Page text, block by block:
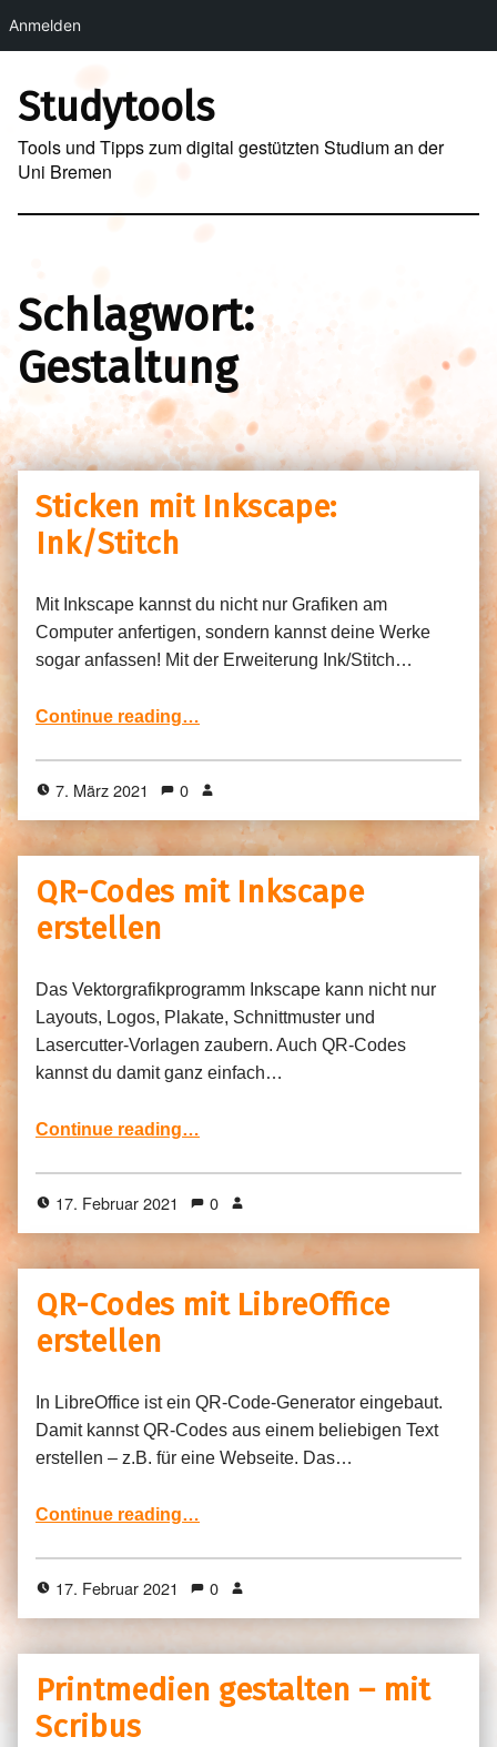
Anmelden
Skip to main navigation
Skip to main content
Skip to footer
Studytools
Tools und Tipps zum digital gestützten Studium an der
Uni Bremen
Schlagwort:
Gestaltung
Sticken mit Inkscape:
Ink/Stitch
Mit Inkscape kannst du nicht nur Grafiken am
Computer anfertigen, sondern kannst deine Werke
sogar anfassen! Mit der Erweiterung Ink/Stitch…
Continue reading…
7. März 2021 0
QR-Codes mit Inkscape
erstellen
Das Vektorgrafikprogramm Inkscape kann nicht nur
Layouts, Logos, Plakate, Schnittmuster und
Lasercutter-Vorlagen zaubern. Auch QR-Codes
kannst du damit ganz einfach…
Continue reading…
17. Februar 2021 0
QR-Codes mit LibreOffice
erstellen
In LibreOffice ist ein QR-Code-Generator eingebaut.
Damit kannst QR-Codes aus einem beliebigen Text
erstellen – z.B. für eine Webseite. Das…
Continue reading…
17. Februar 2021 0
Printmedien gestalten – mit
Scribus